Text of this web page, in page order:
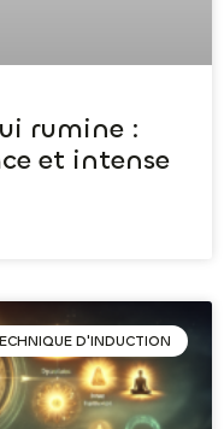
rumine :
et intense
D'INDUCTION